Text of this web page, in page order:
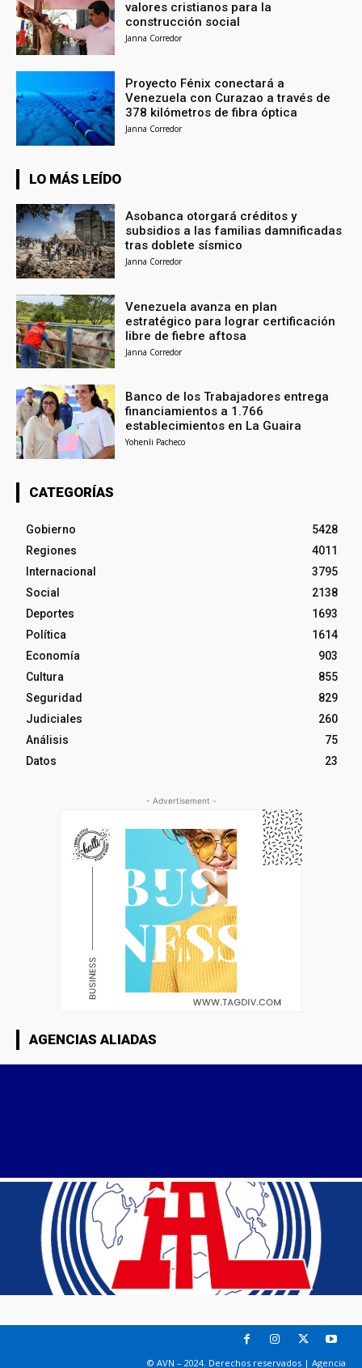
valores cristianos para la
construcción social
Janna Corredor
Proyecto Fénix conectará a
Venezuela con Curazao a través de
378 kilómetros de fibra óptica
Janna Corredor
LO MÁS LEÍDO
Asobanca otorgará créditos y
subsidios a las familias damnificadas
tras doblete sísmico
Janna Corredor
Venezuela avanza en plan
estratégico para lograr certificación
libre de fiebre aftosa
Janna Corredor
Banco de los Trabajadores entrega
financiamientos a 1.766
establecimientos en La Guaira
Yohenli Pacheco
CATEGORÍAS
Gobierno
5428
Regiones
4011
Internacional
3795
Social
2138
Deportes
1693
Política
1614
Economía
903
Cultura
855
Seguridad
829
Judiciales
260
Análisis
75
Datos
23
- Advertisement -
AGENCIAS ALIADAS
© AVN – 2024. Derechos reservados | Agencia